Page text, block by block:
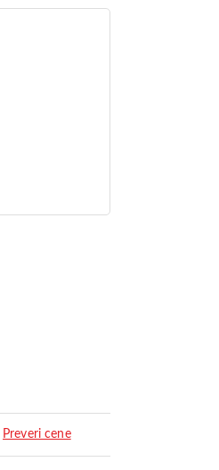
Preveri cene